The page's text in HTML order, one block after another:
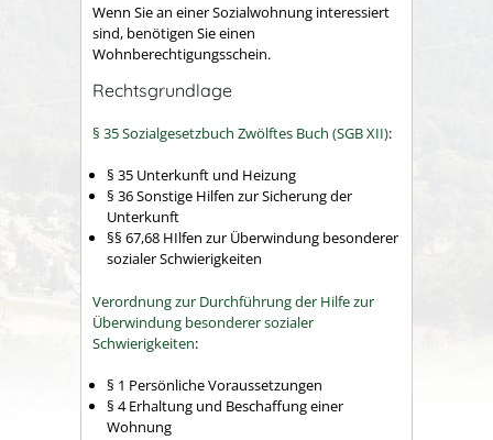
Wenn Sie an einer Sozialwohnung interessiert
sind, benötigen Sie einen
Wohnberechtigungsschein.
Rechtsgrundlage
§ 35 Sozialgesetzbuch Zwölftes Buch (SGB XII):
§ 35 Unterkunft und Heizung
§ 36 Sonstige Hilfen zur Sicherung der
Unterkunft
§§ 67,68 HIlfen zur Überwindung besonderer
sozialer Schwierigkeiten
Verordnung zur Durchführung der Hilfe zur
Überwindung besonderer sozialer
Schwierigkeiten:
§ 1 Persönliche Voraussetzungen
§ 4 Erhaltung und Beschaffung einer
Wohnung